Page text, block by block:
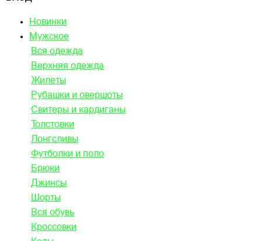
Новинки
Мужское
Вся одежда
Верхняя одежда
Жилеты
Рубашки и овершоты
Свитеры и кардиганы
Толстовки
Лонгсливы
Футболки и поло
Брюки
Джинсы
Шорты
Вся обувь
Кроссовки